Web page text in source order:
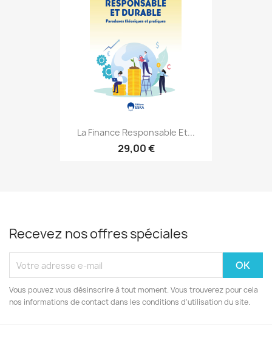
La Finance Responsable Et...
29,00 €
Recevez nos offres spéciales
Vous pouvez vous désinscrire à tout moment. Vous trouverez pour cela
nos informations de contact dans les conditions d'utilisation du site.